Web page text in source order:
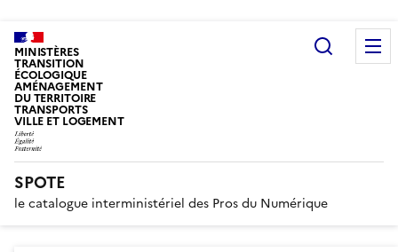
MINISTÈRES
TRANSITION
ÉCOLOGIQUE
AMÉNAGEMENT
DU TERRITOIRE
TRANSPORTS
VILLE ET LOGEMENT
SPOTE
le catalogue interministériel des Pros du Numérique